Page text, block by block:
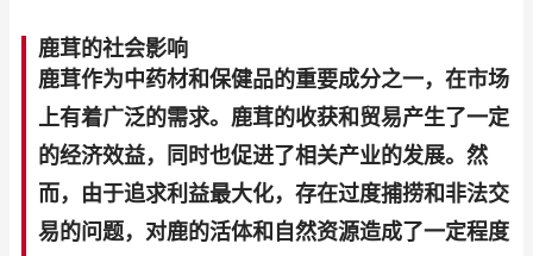
鹿茸的社会影响
鹿茸作为中药材和保健品的重要成分之一，在市场
上有着广泛的需求。鹿茸的收获和贸易产生了一定
的经济效益，同时也促进了相关产业的发展。然
而，由于追求利益最大化，存在过度捕捞和非法交
易的问题，对鹿的活体和自然资源造成了一定程度